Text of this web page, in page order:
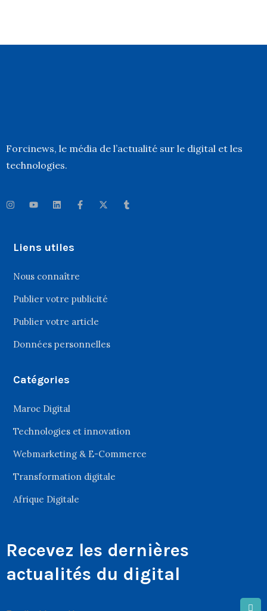
Forcinews, le média de l’actualité sur le digital et les
technologies.
Liens utiles
Nous connaître
Publier votre publicité
Publier votre article
Données personnelles
Catégories
Maroc Digital
Technologies et innovation
Webmarketing & E-Commerce
Transformation digitale
Afrique Digitale
Recevez les dernières
actualités du digital